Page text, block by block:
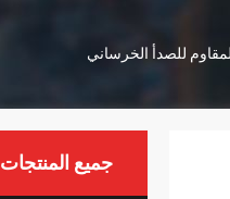
جميع المنتجات